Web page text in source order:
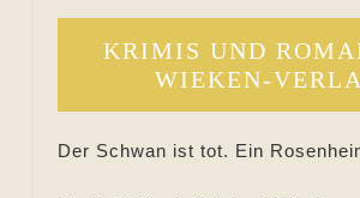
KRIMIS UND
WIEKEN-
Der Schwan ist tot. Ein